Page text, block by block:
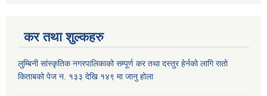
कर तथा शुल्कहरु
लुम्बिनी सांस्कृतिक नगरपालिकाको सम्पूर्ण कर तथा दस्तुर हेर्नको लागि रातो
किताबको पेज न. १३३ देखि १४९ मा जानु होला